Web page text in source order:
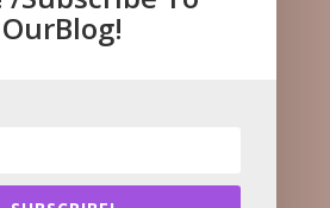
OurBlog!